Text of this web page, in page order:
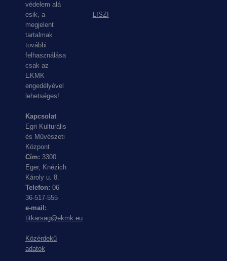
védelem alá
esik, a
megjelent
tartalmak
további
felhasználása
csak az
EKMK
engedélyével
lehetséges!
Kapcsolat
Egri Kulturális
és Művészeti
Központ
Cím: 3300
Eger, Knézich
Károly u. 8.
Telefon: 06-
36-517-555
e-mail:
titkarsag@ekmk.eu
Közérdekű
adatok
LISZI